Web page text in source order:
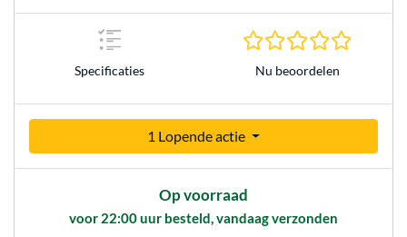
Specificaties Nu beoordelen
1 Lopende actie
Op voorraad
voor 22:00 uur besteld, vandaag verzonden